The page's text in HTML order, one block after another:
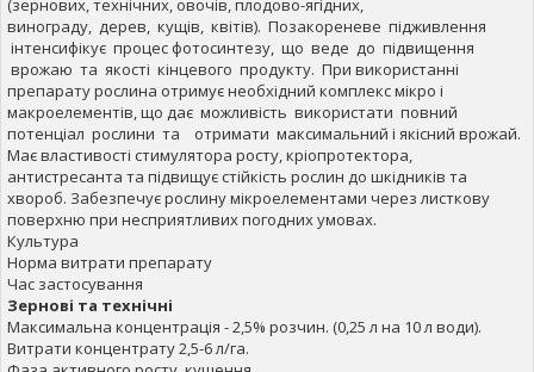
винограду, дерев, кущів, квітів). Позакореневе підживлення
інтенсифікує процес фотосинтезу, що веде до підвищення
врожаю та якості кінцевого продукту. При використанні
препарату рослина отримує необхідний комплекс мікро і
макроелементів, що дає можливість використати повний
потенціал рослини та отримати максимальний і якісний врожай.
Має властивості стимулятора росту, кріопротектора,
антистресанта та підвищує стійкість рослин до шкідників та
хвороб. Забезпечує рослину мікроелементами через листкову
поверхню при несприятливих погодних умовах.
Культура
Норма витрати препарату
Час застосування
Зернові та технічні
Максимальна концентрація - 2,5% розчин. (0,25 л на 10 л води).
Витрати концентрату 2,5-6 л/га.